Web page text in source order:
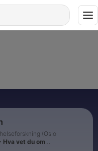
(Oslo
Hva vet du om